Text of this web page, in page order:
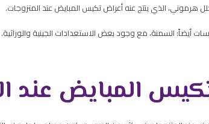
الذي ينتج عنه أعراض تكيس المبايض عند المتزوجات.
أيضاً: السمنة، مع وجود بعض الاستعدادات الجينية والوراثية.
المبايض عند